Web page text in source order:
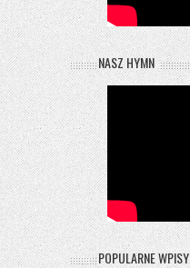
NASZ HYMN
POPULARNE WPISY